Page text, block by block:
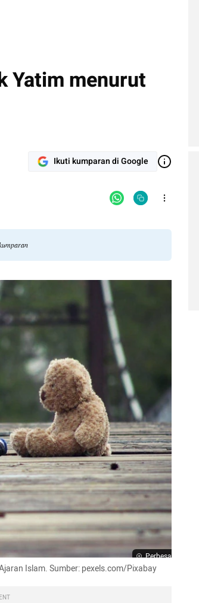
Yatim menurut
Ikuti kumparan di Google
Perbesar
Islam. Sumber: pexels.com/Pixabay